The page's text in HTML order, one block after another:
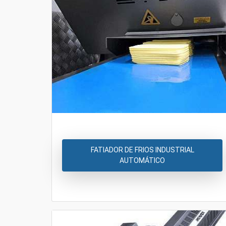
FATIADOR DE FRIOS INDUSTRIAL
AUTOMÁTICO